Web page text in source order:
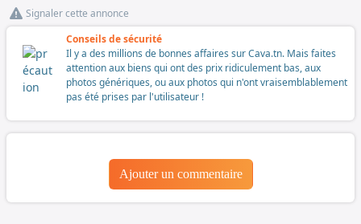
Signaler cette annonce
Conseils de sécurité
Il y a des millions de bonnes affaires sur Cava.tn. Mais faites
attention aux biens qui ont des prix ridiculement bas, aux
photos génériques, ou aux photos qui n'ont vraisemblablement
pas été prises par l'utilisateur !
Ajouter un commentaire